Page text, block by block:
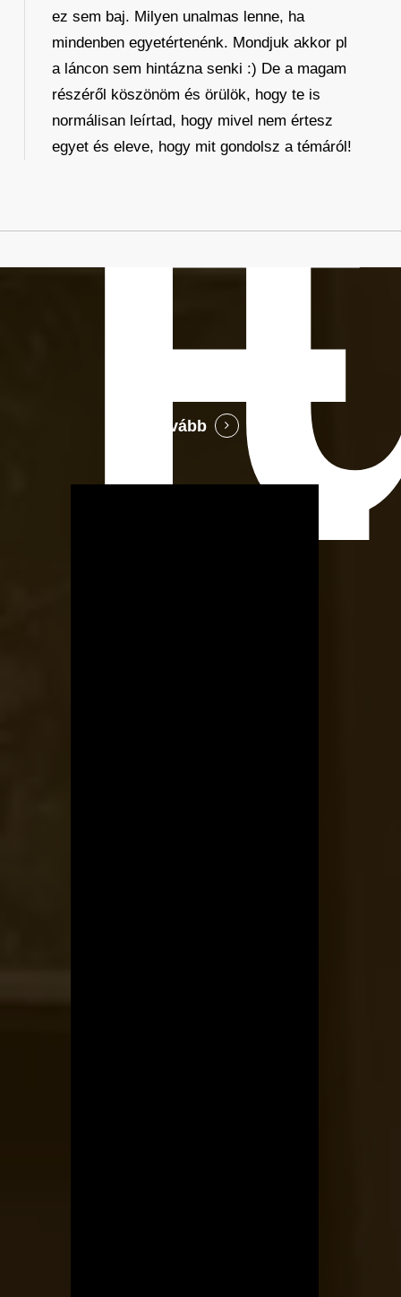
ez sem baj. Milyen unalmas lenne, ha
mindenben egyetértenénk. Mondjuk akkor pl
a láncon sem hintázna senki :) De a magam
részéről köszönöm és örülök, hogy te is
normálisan leírtad, hogy mivel nem értesz
egyet és eleve, hogy mit gondolsz a témáról!
Tovább